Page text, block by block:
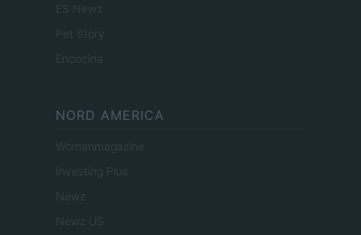
ES Newz
Pet Story
Encocina
NORD AMERICA
Womanmagazine
Investing Plus
Newz
Newz US